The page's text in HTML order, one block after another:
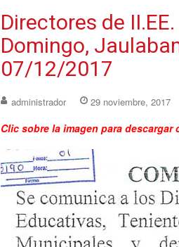
Directores de
Domingo,
07/12/2017
administrador 29 noviembre, 2017
Clic sobre la imagen para descargar